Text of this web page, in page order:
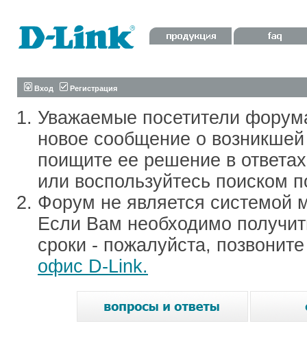
Вход Регистрация
Уважаемые посетители
новое сообщение о
поищите ее решение в
или воспользуйтесь поиском
Форум не является системой
Если Вам необходимо
сроки - пожалуйста,
офис D-Link.